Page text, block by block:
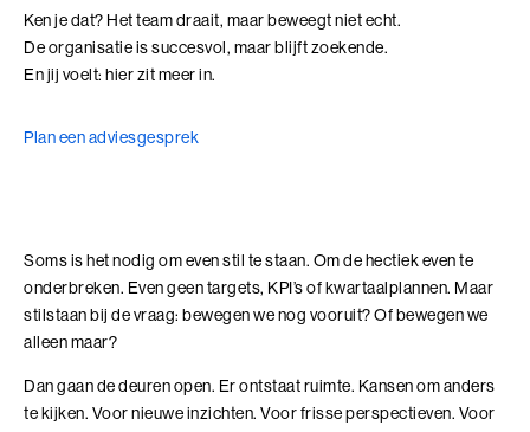
Thema's
Communicatie
Leiderschap, Mens en Technologie
Young Talent
Professionals
Verdiepend leiderschap
Cultuur en leiderschapsontwikkeling
Personal Coaching
Executive Coaching
Coach opleidingen
Coach Practitioner
De Teamcoach
Informatiebijeenkomst
Missie en visie
Locaties
Werken bij
Adviesgesprek Incompany
Pers of samenwerkingen
Ken je dat? Het team draait, maar beweegt niet echt.
De organisatie is succesvol, maar blijft zoekende.
En jij voelt: hier zit meer in.
Plan een adviesgesprek
Soms is het nodig om even stil te staan. Om de hectiek even te
onderbreken. Even geen targets, KPI’s of kwartaalplannen. Maar
stilstaan bij de vraag: bewegen we nog vooruit? Of bewegen we
alleen maar?
Dan gaan de deuren open. Er ontstaat ruimte. Kansen om anders
te kijken. Voor nieuwe inzichten. Voor frisse perspectieven. Voor